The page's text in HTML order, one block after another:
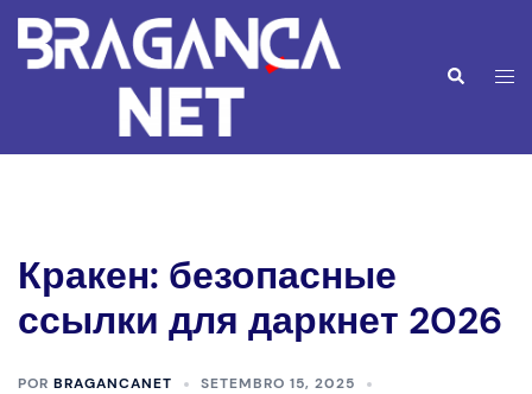
Saltar
para
Pesquisar
Кракен: безопасные
ссылки для даркнет 2026
POR BRAGANCANET
SETEMBRO 15, 2025